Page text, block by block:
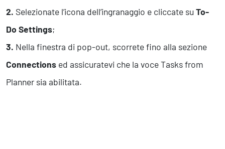
2. Selezionate l’icona dell’ingranaggio e cliccate su To-
Do Settings;
3. Nella finestra di pop-out, scorrete fino alla sezione
Connections ed assicuratevi che la voce Tasks from
Planner sia abilitata.